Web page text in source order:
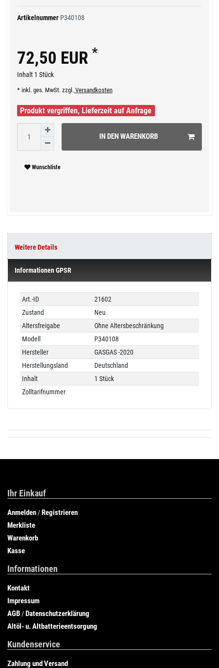
Artikelnummer P340108
72,50 EUR *
Inhalt 1 Stück
* inkl. ges. MwSt. zzgl. Versandkosten
Produkt vergriffen, Lieferzeit auf Anfrage
IN DEN WARENKORB
Wunschliste
Weitere Details
Informationen GPSR
Technisches
Merkmal
Wert
Art.-ID
21602
Zustand
Neu
Altersfreigabe
Ohne Altersbeschränkung
Modell
P340108
Hersteller
GASGAS -2020
Herstellungsland
Deutschland
Inhalt
1 Stück
Zolltarifnummer
Ihr Einkauf
Anmelden /Registrieren
Merkliste
Warenkorb
Kasse
Informationen
Kontakt
Impressum
AGB /Datenschutzerklärung
Altöl- u. Altbatterieentsorgung
Kundenservice
Zahlung und Versand